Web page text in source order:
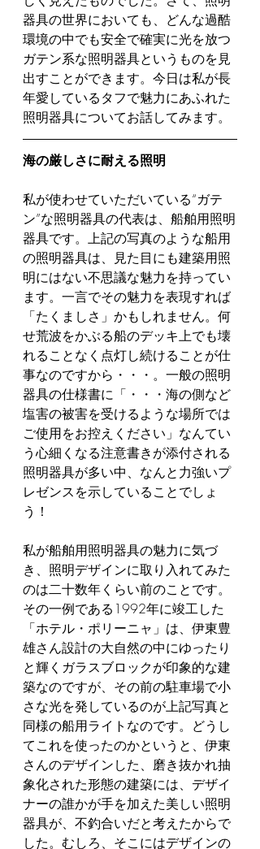
器具の世界においても、どんな過酷
環境の中でも安全で確実に光を放つ
ガテン系な照明器具というものを見
出すことができます。今日は私が長
年愛しているタフで魅力にあふれた
照明器具についてお話してみます。
海の厳しさに耐える照明
私が使わせていただいている“ガテ
ン”な照明器具の代表は、船舶用照明
器具です。上記の写真のような船用
の照明器具は、見た目にも建築用照
明にはない不思議な魅力を持ってい
ます。一言でその魅力を表現すれば
「たくましさ」かもしれません。何
せ荒波をかぶる船のデッキ上でも壊
れることなく点灯し続けることが仕
事なのですから・・・。一般の照明
器具の仕様書に「・・・海の側など
塩害の被害を受けるような場所では
ご使用をお控えください」なんてい
う心細くなる注意書きが添付される
照明器具が多い中、なんと力強いプ
レゼンスを示していることでしょ
う！
私が船舶用照明器具の魅力に気づ
き、照明デザインに取り入れてみた
のは二十数年くらい前のことです。
その一例である1992年に竣工した
「ホテル・ポリーニャ」は、伊東豊
雄さん設計の大自然の中にゆったり
と輝くガラスブロックが印象的な建
築なのですが、その前の駐車場で小
さな光を発しているのが上記写真と
同様の船用ライトなのです。どうし
てこれを使ったのかというと、伊東
さんのデザインした、磨き抜かれ抽
象化された形態の建築には、デザイ
ナーの誰かが手を加えた美しい照明
器具が、不釣合いだと考えたからで
した。むしろ、そこにはデザインの